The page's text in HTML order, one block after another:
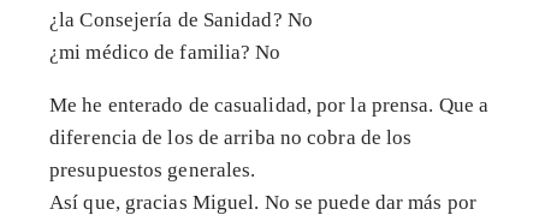
¿la Consejería de Sanidad? No
¿mi médico de familia? No
Me he enterado de casualidad, por la prensa. Que a
diferencia de los de arriba no cobra de los
presupuestos generales.
Así que, gracias Miguel. No se puede dar más por